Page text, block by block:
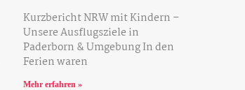
Kurzbericht NRW mit Kindern –
Unsere Ausflugsziele in
Paderborn & Umgebung In den
Ferien waren
Mehr erfahren »